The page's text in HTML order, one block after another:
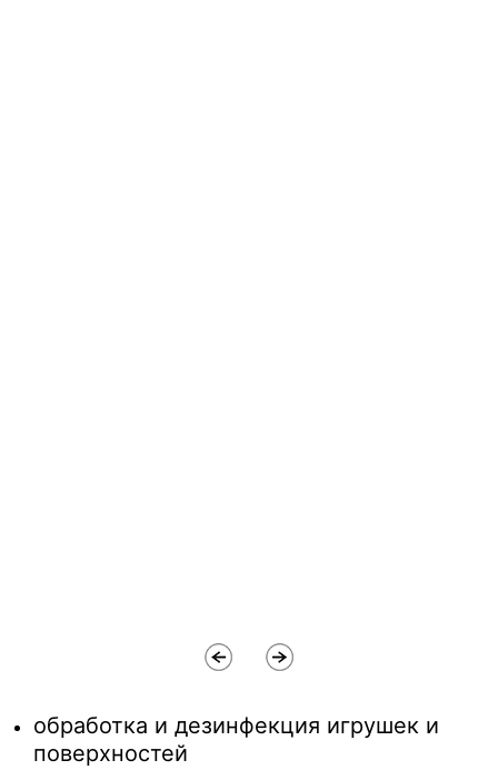
обработка и дезинфекция игрушек и
поверхностей